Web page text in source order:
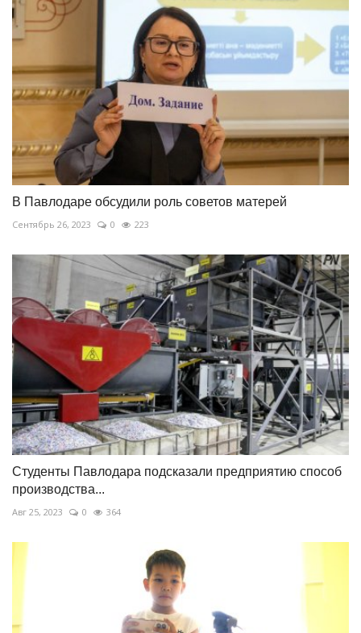
В Павлодаре обсудили роль советов матерей
Сентябрь 26, 2023 0 223
Студенты Павлодара подсказали предприятию способ
производства...
Авг 25, 2023 0 364